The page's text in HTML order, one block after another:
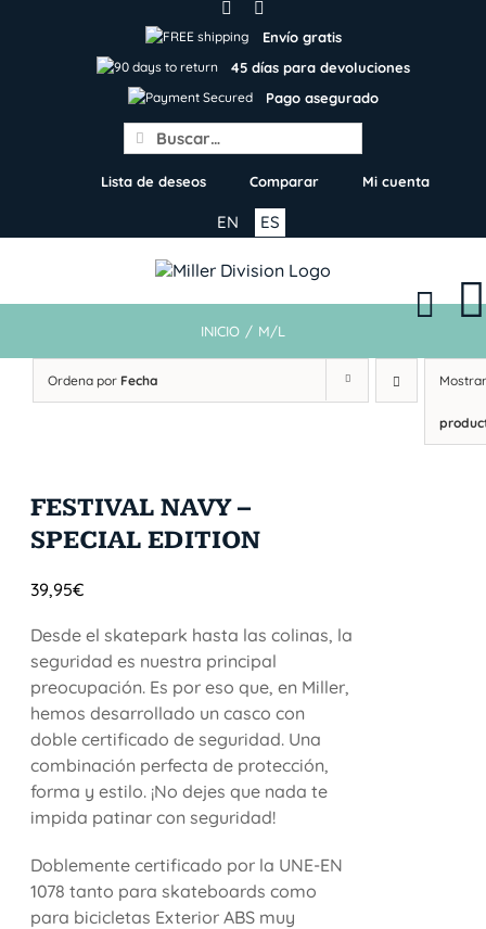
Envío gratis
45 días para devoluciones
Pago asegurado
Search
for:
Lista de deseos Comparar Mi cuenta
ES
EN
INICIO / M/L
Ordena por Fecha
FESTIVAL NAVY –
SPECIAL EDITION
39,95€
Desde el skatepark hasta las colinas, la
seguridad es nuestra principal
preocupación. Es por eso que, en Miller,
hemos desarrollado un casco con
doble certificado de seguridad. Una
combinación perfecta de protección,
forma y estilo. ¡No dejes que nada te
impida patinar con seguridad!
Doblemente certificado por la UNE-EN
1078 tanto para skateboards como
para bicicletas Exterior ABS muy